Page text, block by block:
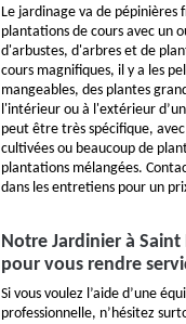
Le jardinage va de pépinières
plantations de cours avec un
d'arbustes, d'arbres et de
cours magnifiques, il y a les
mangeables, des plantes
l'intérieur ou à l'extérieur
peut être très spécifique,
cultivées ou beaucoup de
plantations mélangées.
dans les entretiens pour un
Notre Jardinier à Saint
pour vous rendre
Si vous voulez l’aide d’une
professionnelle, n’hésitez